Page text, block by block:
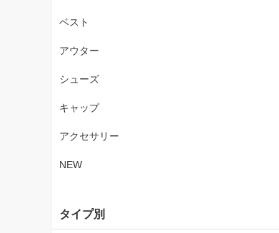
ベスト
アウター
シューズ
キャップ
アクセサリー
NEW
タイプ別